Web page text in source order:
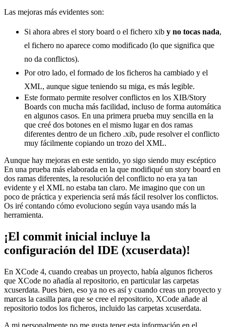
Las mejoras más evidentes son:
Si ahora abres el story board o el fichero xib y no tocas nada,
el fichero no aparece como modificado (lo que significa que
no da conflictos).
Por otro lado, el formado de los ficheros ha cambiado y el
XML, aunque sigue teniendo su miga, es más legible.
Este formato permite resolver conflictos en los XIB/Story
Boards con mucha más facilidad, incluso de forma automática
en algunos casos. En una primera prueba muy sencilla en la
que creé dos botones en el mismo lugar en dos ramas
diferentes dentro de un fichero .xib, pude resolver el conflicto
muy fácilmente copiando un trozo del XML.
Aunque hay mejoras en este sentido, yo sigo siendo muy escéptico
En una prueba más elaborada en la que modifiqué un story board en
dos ramas diferentes, la resolución del conflicto no era ya tan
evidente y el XML no estaba tan claro. Me imagino que con un
poco de práctica y experiencia será más fácil resolver los conflictos.
Os iré contando cómo evoluciono según vaya usando más la
herramienta.
¡El commit inicial incluye la
configuración del IDE (xcuserdata)!
En XCode 4, cuando creabas un proyecto, había algunos ficheros
que XCode no añadía al repositorio, en particular las carpetas
xcuserdata. Pues bien, eso ya no es así y cuando creas un proyecto y
marcas la casilla para que se cree el repositorio, XCode añade al
repositorio todos los ficheros, incluido las carpetas xcuserdata.
A mi personalmente no me gusta tener esta información en el